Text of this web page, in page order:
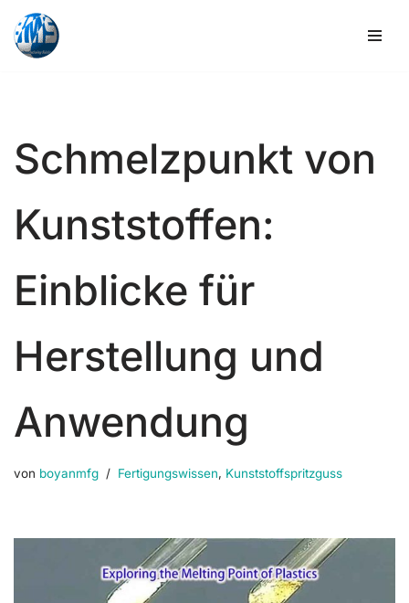
Zum
Schmelzpunkt von
Kunststoffen:
Einblicke für
Herstellung und
Anwendung
von boyanmfg Fertigungswissen, Kunststoffspritzguss